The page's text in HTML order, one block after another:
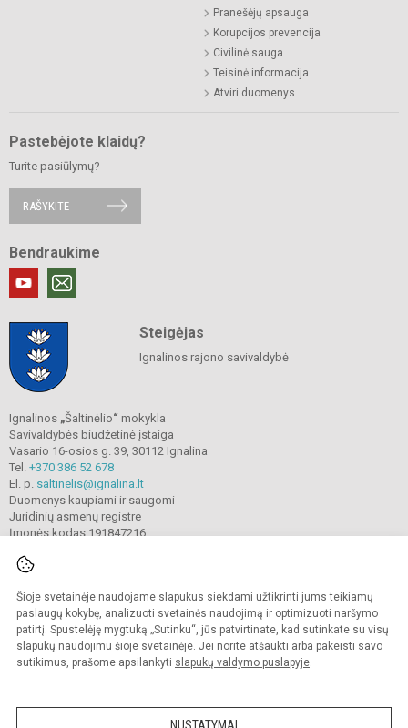
Šioje svetainėje naudojame slapukus siekdami užtikrinti jums teikiamų
paslaugų kokybę, analizuoti svetainės naudojimą ir optimizuoti naršymo
patirtį. Spustelėję mygtuką „Sutinku“, jūs patvirtinate, kad sutinkate su visų
slapukų naudojimu šioje svetainėje. Jei norite atšaukti arba pakeisti savo
sutikimus, prašome apsilankyti slapukų valdymo puslapyje.
NUSTATYMAI
Pranešėjų apsauga
Korupcijos prevencija
Civilinė sauga
Teisinė informacija
Atviri duomenys
Pastebėjote klaidų?
Turite pasiūlymų?
RAŠYKITE
Bendraukime
Steigėjas
Ignalinos rajono savivaldybė
Ignalinos „Šaltinėlio“ mokykla
Savivaldybės biudžetinė įstaiga
Vasario 16-osios g. 39, 30112 Ignalina
Tel. +370 386 52 678
El. p. saltinelis@ignalina.lt
Duomenys kaupiami ir saugomi
Juridinių asmenų registre
Įmonės kodas 191847216
© 2022. Ignalinos„Šaltinėlio “mokykla. Visos teisės saugomos.
Kopijuoti turinį be raštiško gimnazijos sutikimo griežtai draudžiama.
Prieinamumo paraiška Slapukų valdymas
Sumanus būdas atnaujinti